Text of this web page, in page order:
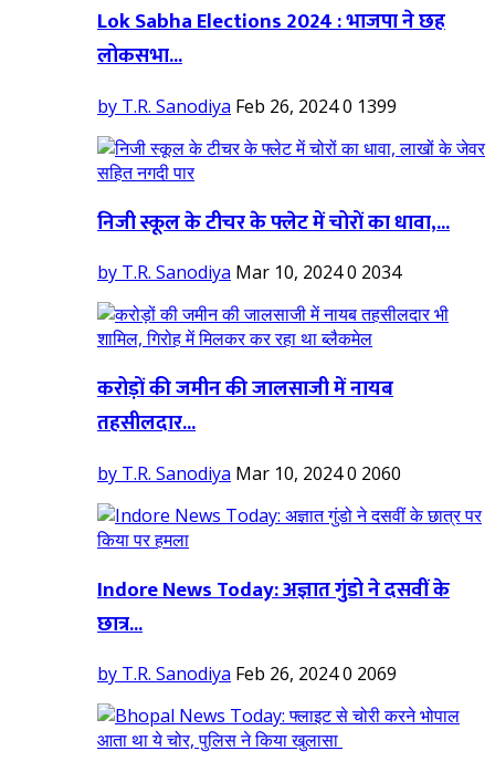
Lok Sabha Elections 2024 : भाजपा ने छह
लोकसभा...
by T.R. Sanodiya Feb 26, 20240 1399
निजी स्कूल के टीचर के फ्लेट में चोरों का धावा,...
by T.R. Sanodiya Mar 10, 20240 2034
करोड़ों की जमीन की जालसाजी में नायब
तहसीलदार...
by T.R. Sanodiya Mar 10, 20240 2060
Indore News Today: अज्ञात गुंडो ने दसवीं के
छात्र...
by T.R. Sanodiya Feb 26, 20240 2069